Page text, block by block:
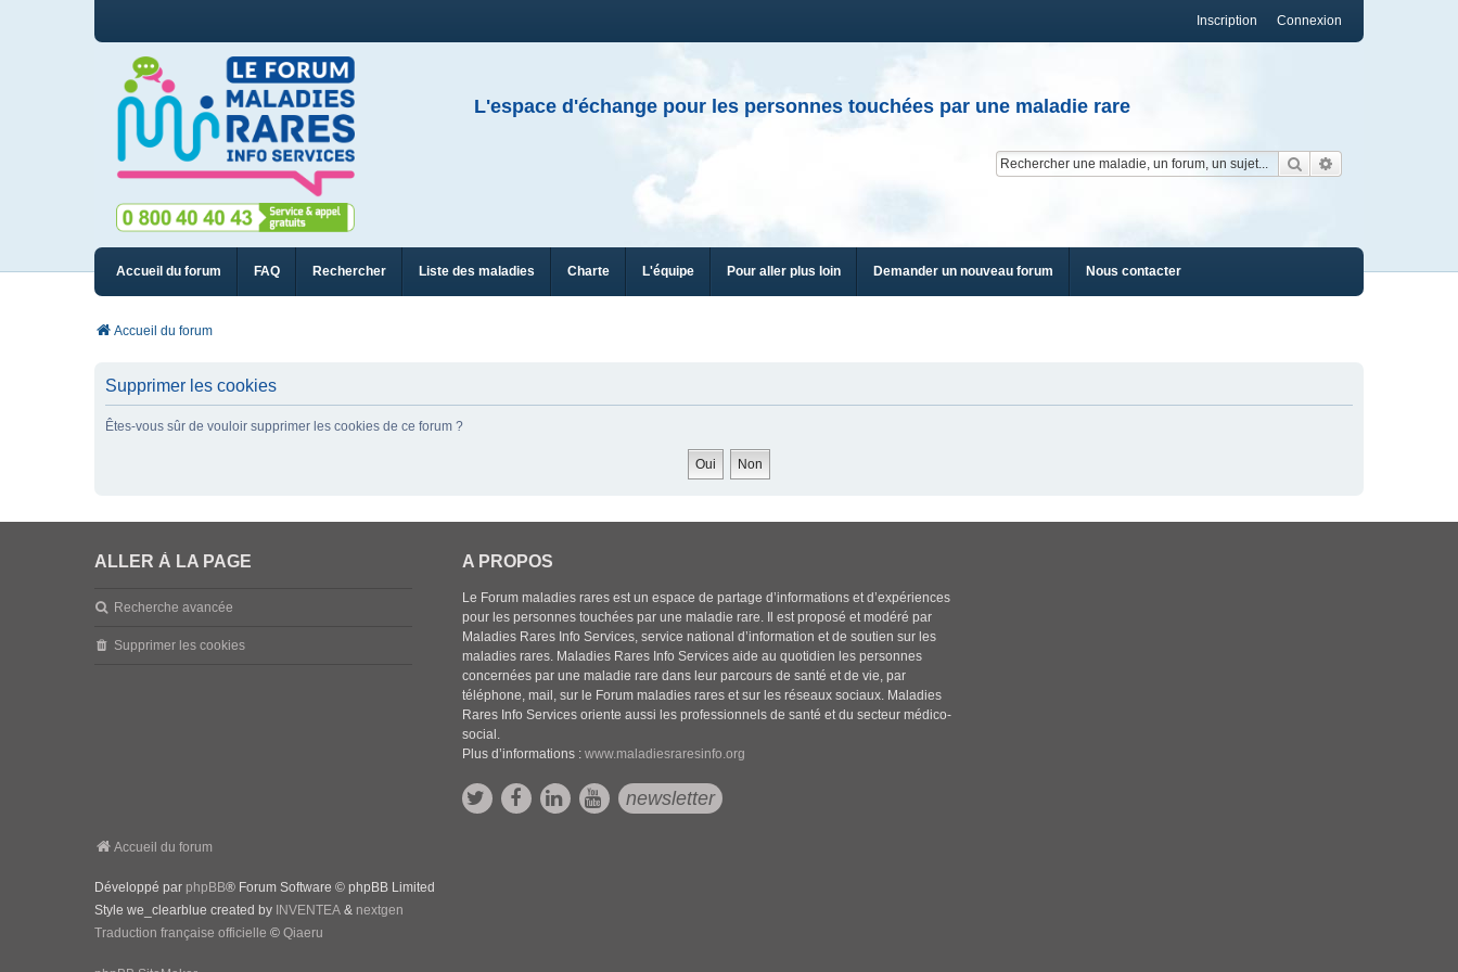
Connexion
Inscription
L'espace d'échange pour les personnes touchées par une maladie rare
Rechercher
Accueil du forum FAQ Rechercher Liste des maladies Charte L'équipe Pour aller plus loin Demander un nouveau forum Nous contacter
Accueil du forum
Supprimer les cookies
Êtes-vous sûr de vouloir supprimer les cookies de ce forum ?
ALLER À LA PAGE
Recherche avancée
Supprimer les cookies
A PROPOS
Le Forum maladies rares est un espace de partage d’informations et d’expériences
pour les personnes touchées par une maladie rare. Il est proposé et modéré par
Maladies Rares Info Services, service national d’information et de soutien sur les
maladies rares. Maladies Rares Info Services aide au quotidien les personnes
concernées par une maladie rare dans leur parcours de santé et de vie, par
téléphone, mail, sur le Forum maladies rares et sur les réseaux sociaux. Maladies
Rares Info Services oriente aussi les professionnels de santé et du secteur médico-
social.
Plus d’informations :www.maladiesraresinfo.org
newsletter
Accueil du forum
Développé par phpBB® Forum Software © phpBB Limited
Style we_clearblue created by INVENTEA & nextgen
Traduction française officielle © Qiaeru